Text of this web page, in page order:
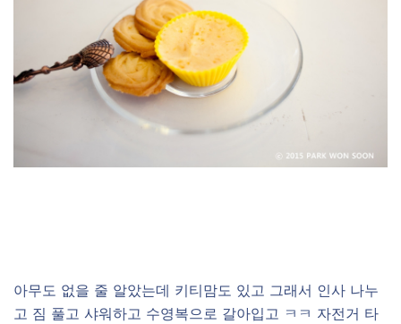
아무도 없을 줄 알았는데 키티맘도 있고 그래서 인사 나누
고 짐 풀고 샤워하고 수영복으로 갈아입고 ㅋㅋ 자전거 타